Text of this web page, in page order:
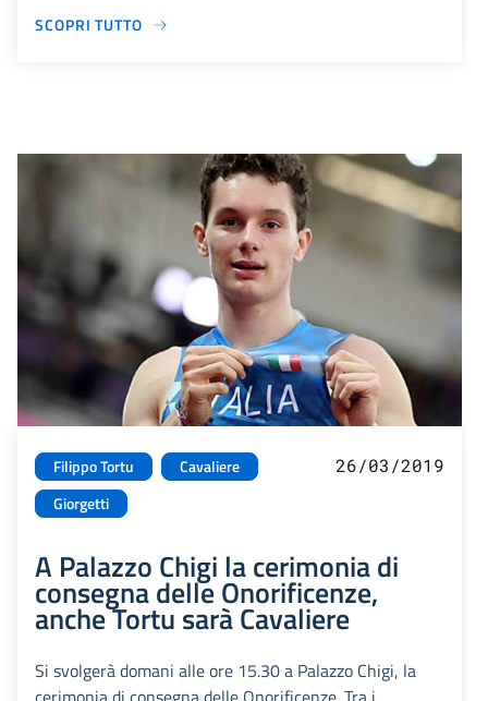
SCOPRI TUTTO
Filippo Tortu
Cavaliere
Giorgetti
26/03/2019
A Palazzo Chigi la cerimonia di
consegna delle Onorificenze,
anche Tortu sarà Cavaliere
Si svolgerà domani alle ore 15.30 a Palazzo Chigi, la